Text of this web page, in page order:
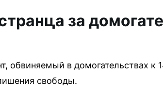
за
обвиняемый в домогательствах к
свободы.